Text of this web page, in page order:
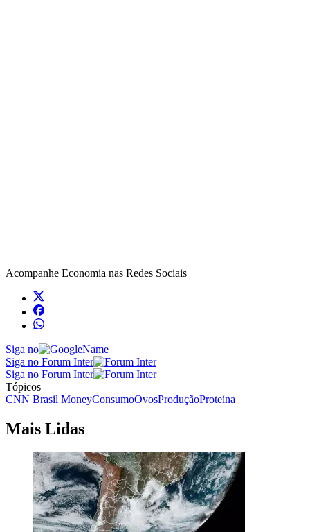
Acompanhe Economia nas Redes Sociais
Siga no
Siga no Forum Inter
Siga no Forum Inter
Tópicos
CNN Brasil MoneyConsumoOvosProduçãoProteína
Mais Lidas